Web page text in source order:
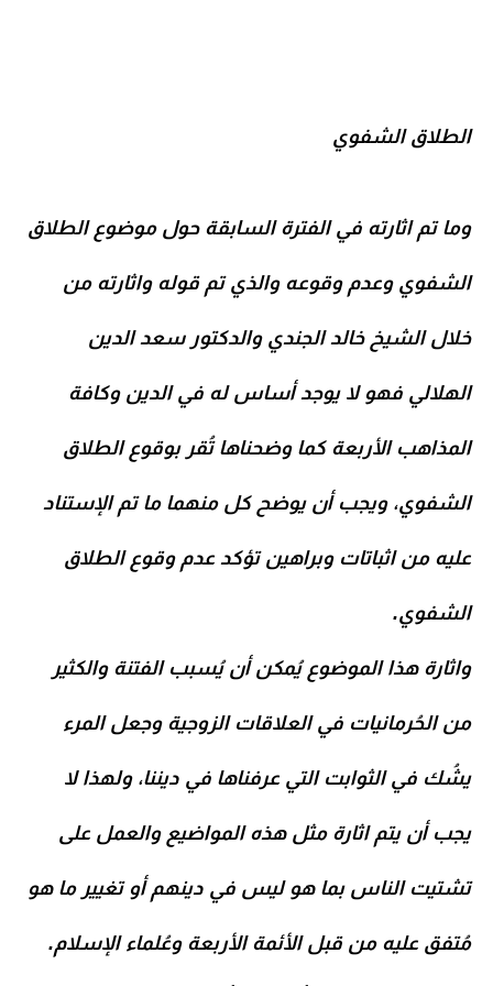
الطلاق الشفوي
وما تم اثارته في الفترة السابقة حول موضوع الطلاق
الشفوي وعدم وقوعه والذي تم قوله واثارته من
خلال الشيخ خالد الجندي والدكتور سعد الدين
الهلالي فهو لا يوجد أساس له في الدين وكافة
المذاهب الأربعة كما وضحناها تُقر بوقوع الطلاق
الشفوي، ويجب أن يوضح كل منهما ما تم الإستناد
عليه من اثباتات وبراهين تؤكد عدم وقوع الطلاق
الشفوي.
واثارة هذا الموضوع يُمكن أن يُسبب الفتنة والكثير
من الحُرمانيات في العلاقات الزوجية وجعل المرء
يشُك في الثوابت التي عرفناها في ديننا، ولهذا لا
يجب أن يتم اثارة مثل هذه المواضيع والعمل على
تشتيت الناس بما هو ليس في دينهم أو تغيير ما هو
مُتفق عليه من قبل الأئمة الأربعة وعُلماء الإسلام.